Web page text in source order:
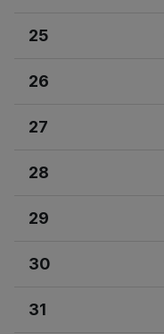
25
26
27
28
29
30
31